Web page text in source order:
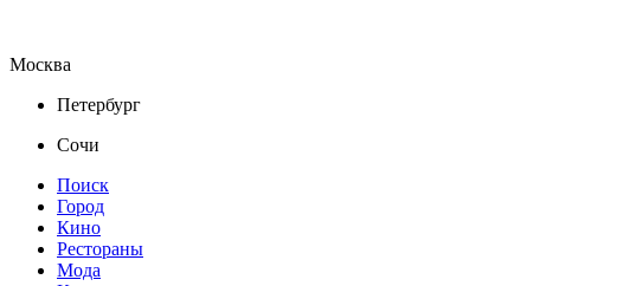
Москва
Петербург
Сочи
Поиск
Город
Кино
Рестораны
Мода